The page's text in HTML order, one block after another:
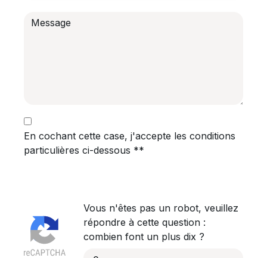
En cochant cette case, j'accepte les conditions
particulières ci-dessous **
Vous n'êtes pas un robot, veuillez
répondre à cette question :
combien font un plus dix ?